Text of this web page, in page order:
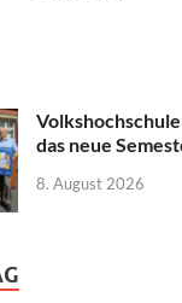
das neue
8. August 2026